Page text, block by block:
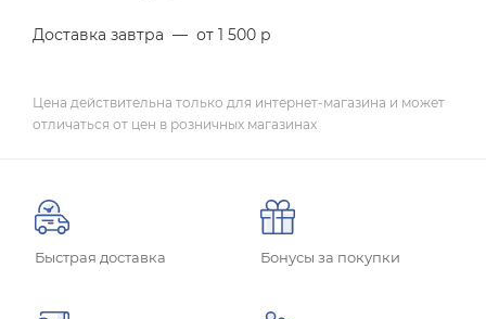
Доставка завтра — от 1 500 р
Цена действительна только для интернет-магазина и может
отличаться от цен в розничных магазинах
Быстрая доставка Бонусы за покупки